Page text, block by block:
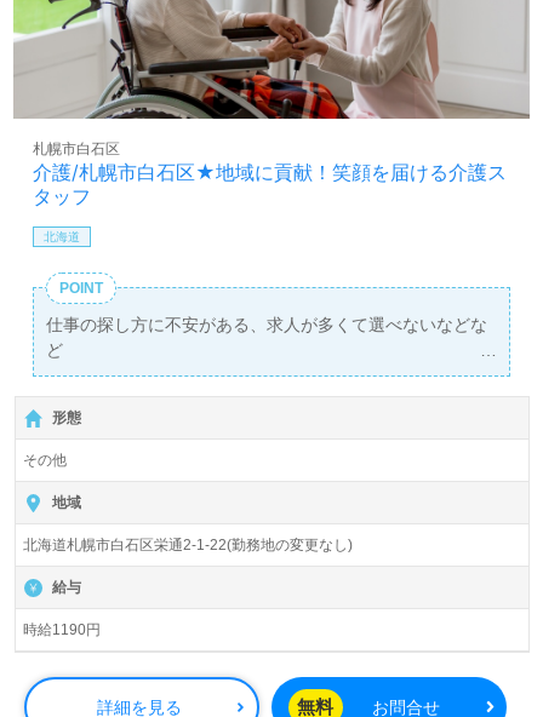
介護/札幌市白石区★地域に貢献！笑顔を届ける介護ス
タッフ
札幌市白石区
北海道
POINT
仕事の探し方に不安がある、求人が多くて選べないなどな
ど
弊社担当が1対1であなたをサポートします！
形態
その他
地域
北海道札幌市白石区栄通2-1-22(勤務地の変更なし)
給与
時給1190円
詳細を見る 無料 お問合せ